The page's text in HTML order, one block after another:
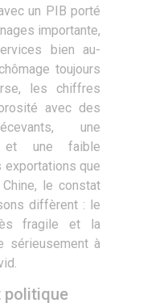
un PIB porté
importante,
bien au-
toujours
les chiffres
avec des
une
et une faible
exportations que
le constat
diffèrent : le
fragile et la
sérieusement à
politique